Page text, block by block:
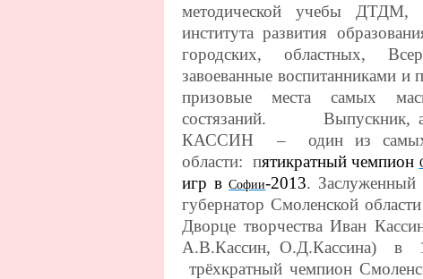
методической учебы ДТДМ,
института развития
городских, областных,
завоеванные
призовые места самых
состязаний. Выпускник,
КАССИН – один из самых
области: пятикратный чемпион
игр вСофии-2013. Заслуженный
губернатор Смоленской
Дворце творчества Иван
А.В.Кассин, О.Д.Кассина)
трёхкратный чемпион